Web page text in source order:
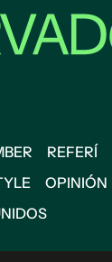
REFERÍ
OPINIÓN